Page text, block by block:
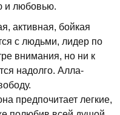
и любовью.
активная, бойкая
с людьми, лидер по
внимания, но ни к
надолго. Алла-
предпочитает легкие,